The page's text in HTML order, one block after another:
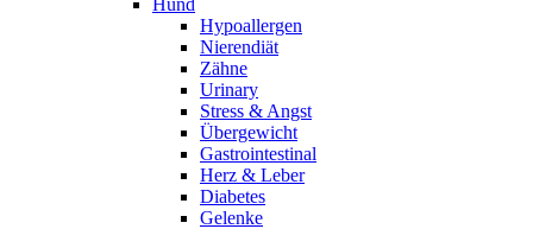
Hund
Hypoallergen
Nierendiät
Zähne
Urinary
Stress & Angst
Übergewicht
Gastrointestinal
Herz & Leber
Diabetes
Gelenke